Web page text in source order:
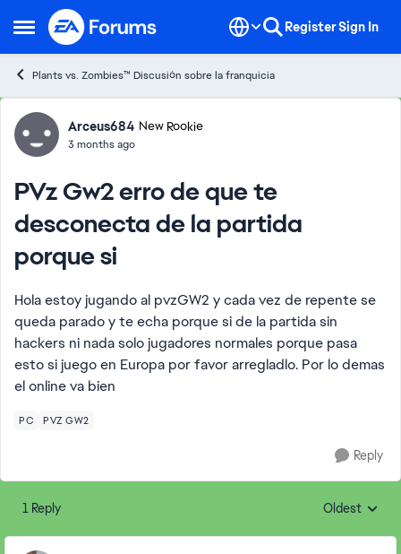
Open Side Menu
Skip to content RegisterSign In
Plants vs. Zombies™ Discusión sobre la franquicia
Forum Discussion
Arceus684 New Rookie
3 months ago
PVz Gw2 erro de que te
desconecta de la partida
porque si
Hola estoy jugando al pvzGW2 y cada vez de repente se
queda parado y te echa porque si de la partida sin
hackers ni nada solo jugadores normales porque pasa
esto si juego en Europa por favor arregladlo. Por lo demas
el online va bien
PC PVZ GW2
Reply
1 Reply Replies
Oldest